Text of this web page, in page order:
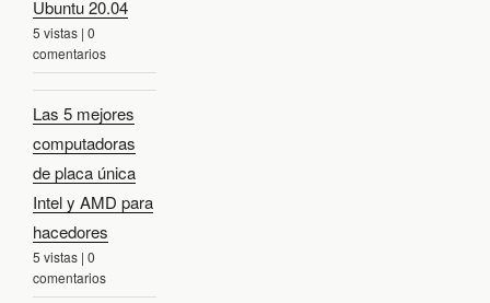
Ubuntu 20.04
5 vistas | 0
comentarios
Las 5 mejores
computadoras
de placa única
Intel y AMD para
hacedores
5 vistas | 0
comentarios